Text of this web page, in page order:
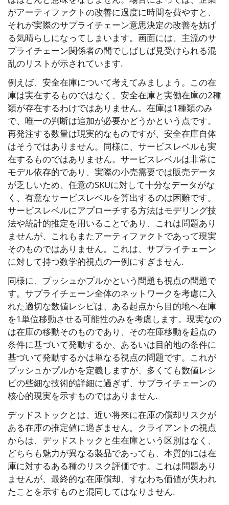
がアーティファクトの改善に過度に時間を費やすと、
それが実際のサプライチェーン意思決定の改善を妨げ
る気晴らしになってしまいます。画面には、主流のサ
プライチェーン関係者の間でしばしば見受けられる混
乱のリストが示されています.
例えば、安全在庫について考えてみましょう。この在
庫は実在するものではなく、安全在庫と実働在庫の2種
類が存在するわけではありません。在庫は1種類のみ
で、唯一の判断は追加が必要かどうかという点です。
再発注する数量は現実的なものですが、安全在庫自体
はそうではありません。同様に、サービスレベルも実
在するものではありません。サービスレベルは非常に
モデル依存的であり、実際の小売需要では販売データ
が乏しいため、任意のSKUに対して十分なデータがな
く、有意なサービスレベルを算出するのは困難です。
サービスレベルにアプローチする方法はモデリング技
法や統計的推定を用いることであり、これは問題あり
ませんが、これもまたアーティファクトであって現実
そのものではありません。これは、サプライチェーン
に対して持つ数学的視点の一例にすぎません.
同様に、プッシュかプルかという問題も視点の問題で
す。サプライチェーン全体のネットワークを考慮に入
れた適切な数値レシピは、ある起点から目的地へ在庫
を1単位移動させる可能性のみを考慮します。現実なの
は在庫の移動そのものであり、その在庫移動を起点の
条件に基づいて発動するか、あるいは目的地の条件に
基づいて発動するかは単なる視点の問題です。これが
プッシュかプルかを定義しますが、多くても数値レシ
ピの些細な技術的詳細に過ぎず、サプライチェーンの
核心的現実を示すものではありません.
デッドストックとは、近い将来に在庫の償却リスクが
ある在庫の推定値に過ぎません。クライアントの視点
からは、デッドストックと生在庫という区別はなく、
どちらも魅力が異なる製品であっても、本質的には在
庫に対するある種のリスク評価です。これは問題あり
ませんが、最終的な在庫償却、すなわち価値が失われ
たことを示すものと混同してはなりません.